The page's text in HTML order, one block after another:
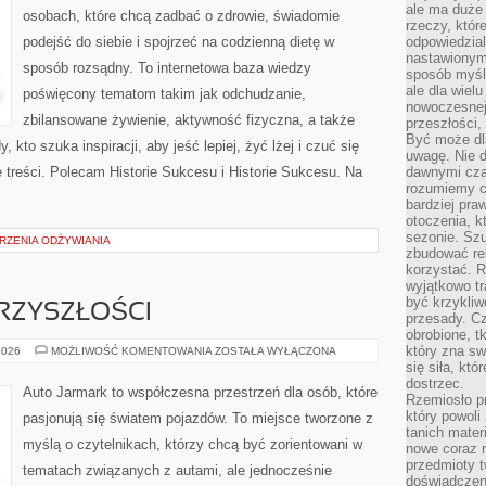
osobach, które chcą zadbać o zdrowie, świadomie
podejść do siebie i spojrzeć na codzienną dietę w
sposób rozsądny. To internetowa baza wiedzy
poświęcony tematom takim jak odchudzanie,
zbilansowane żywienie, aktywność fizyczna, a także
kto szuka inspiracji, aby jeść lepiej, żyć lżej i czuć się
treści. Polecam Historie Sukcesu i Historie Sukcesu. Na
ODŻYWIANIA
MOŻLIWOŚĆ KOMENTOWANIA MOTORYZACJA
ZOSTAŁA WYŁĄCZONA
Auto Jarmark to współczesna przestrzeń dla osób, które
pasjonują się światem pojazdów. To miejsce tworzone z
myślą o czytelnikach, którzy chcą być zorientowani w
tematach związanych z autami, ale jednocześnie
ale ma
rzeczy,
sposób
ale dla
Być może
uwagę. Nie
dawnymi
rozumiemy
bardziej
otoczenia,
sezonie.
zbudować
korzystać.
wyjątkowo
być
przesady.
obrobione,
który zna
się siła,
dostrzec.
Rzemiosło
który
tanich
nowe coraz
przedmioty